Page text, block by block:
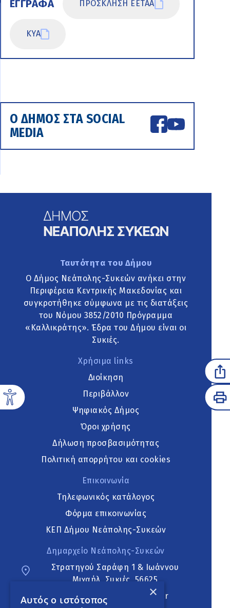
ΕΓΓΡΑΦΑ ΠΡΟΣΚΛΗΣΗ ΕΕΤΑΑ
ΚΥΑ
Ο ΔΗΜΟΣ ΣΤΑ SOCIAL
MEDIA
Ταυτότητα του Δήμου
Ο Δήμος Νεάπολης-Συκεών ανήκει στην
Περιφέρεια Κεντρικής Μακεδονίας και
συγκροτήθηκε σύμφωνα με τις διατάξεις
του Νόμου 3852/2010 Πρόγραμμα
«Καλλικράτης». Έδρα του Δήμου είναι οι
Συκιές.
Χρήσιμα links
Διοίκηση
Περιβάλλον
Ψηφιακός Δήμος
Όροι χρήσης
Δήλωση προσβασιμότητας
Πολιτική απορρήτου και cookies
Επικοινωνία
Τηλεφωνικός κατάλογος
Φόρμα επικοινωνίας
ΚΕΠ Δήμου Νεάπολης-Συκεών
Δημαρχείο Νεάπολης-Συκεών
Στρατηγού Σαράφη 1 & Ιωάννου
Μιχαήλ, Συκιές, 56625
neapoli.sykies@ddt.gov.gr
×
Αυτός ο ιστότοπος